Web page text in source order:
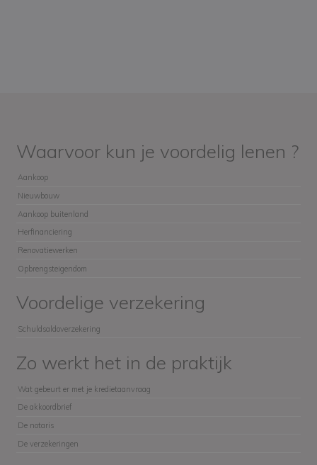
Waarvoor kun je voordelig lenen ?
Aankoop
Nieuwbouw
Aankoop buitenland
Herfinanciering
Renovatiewerken
Opbrengsteigendom
Voordelige verzekering
Schuldsaldoverzekering
Zo werkt het in de praktijk
Wat gebeurt er met je kredietaanvraag
De akkoordbrief
De notaris
De verzekeringen